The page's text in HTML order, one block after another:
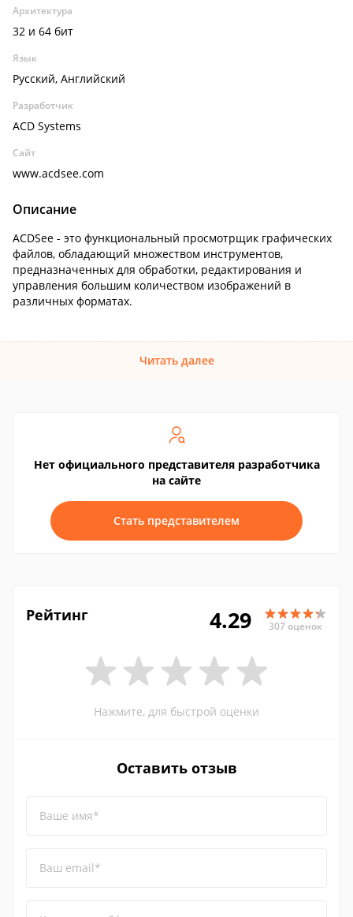
Архитектура
32 и 64 бит
Язык
Русский, Английский
Разработчик
ACD Systems
Сайт
www.acdsee.com
Описание
ACDSee - это функциональный просмотрщик графических
файлов, обладающий множеством инструментов,
предназначенных для обработки, редактирования и
управления большим количеством изображений в
различных форматах.
Читать далее
Нет официального представителя разработчика
на сайте
Стать представителем
Рейтинг 4.29 307 оценок
Нажмите, для быстрой оценки
Оставить отзыв
Ваше имя*
Ваш email*